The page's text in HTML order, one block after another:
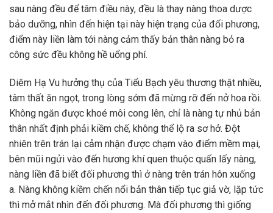
sau nàng đều để tâm điều này, đều là thay nàng thoa dược
bảo dưỡng, nhìn đến hiện tại này hiện trạng của đối phương,
điểm này liền làm tới nàng cảm thấy bản thân nàng bỏ ra
công sức đều không hề uổng phí.
Diêm Hạ Vu hưởng thụ của Tiểu Bạch yêu thương thật nhiều,
tâm thất ăn ngọt, trong lòng sớm đã mừng rỡ đến nở hoa rồi.
Không ngăn được khoé môi cong lên, chỉ là nàng tự nhủ bản
thân nhất định phải kiềm chế, không thể lộ ra sơ hở. Đột
nhiên trên trán lại cảm nhận được chạm vào điểm mềm mại,
bên mũi ngửi vào đến hương khí quen thuộc quấn lấy nàng,
nàng liền đã biết đối phương thì ở nàng trên trán hôn xuống
a. Nàng không kiềm chến nổi bản thân tiếp tục giả vờ, lặp tức
thì mở mắt nhìn đến đối phương. Mà đối phương thì giống